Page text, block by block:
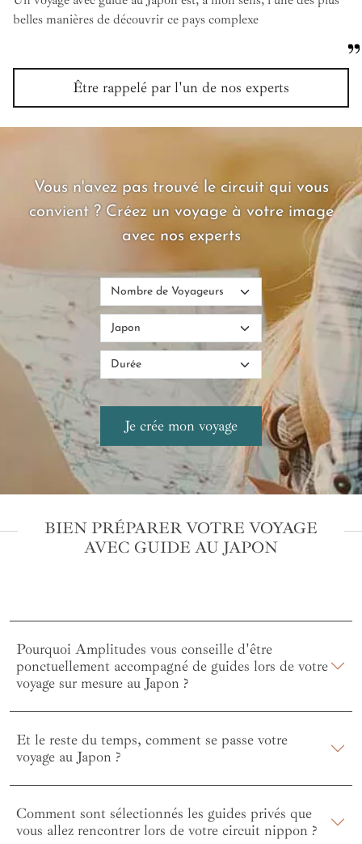
belles manières de découvrir ce pays complexe
Être rappelé par l'un de nos experts
Vous n'avez pas trouvé le circuit qui vous
convient ? Créez un voyage à votre image
avec nos experts
BIEN PRÉPARER VOTRE VOYAGE
AVEC GUIDE AU JAPON
Pourquoi Amplitudes vous conseille d'être
ponctuellement accompagné de guides lors de votre
voyage sur mesure au Japon ?
Et le reste du temps, comment se passe votre
voyage au Japon ?
Comment sont sélectionnés les guides privés que
vous allez rencontrer lors de votre circuit nippon ?